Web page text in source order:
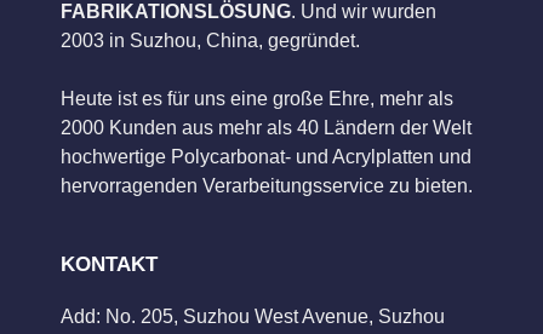
FABRIKATIONSLÖSUNG. Und wir wurden
2003 in Suzhou, China, gegründet.
Heute ist es für uns eine große Ehre, mehr als
2000 Kunden aus mehr als 40 Ländern der Welt
hochwertige Polycarbonat- und Acrylplatten und
hervorragenden Verarbeitungsservice zu bieten.
KONTAKT
Add: No. 205, Suzhou West Avenue, Suzhou